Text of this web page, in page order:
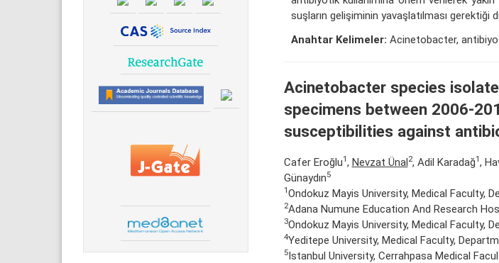
suşların gelişiminin yavaşlatılması gerektiği
Anahtar Kelimeler: Acinetobacter,
Acinetobacter species
specimens between 2006-
susceptibilities against
Cafer Eroğlu1, Nevzat Ünal2, Adil Karadağ1,
Günaydın5
1Ondokuz Mayis University, Medical Faculty,
2Adana Numune Education And Research
3Ondokuz Mayis University, Medical Faculty,
4Yeditepe University, Medical Faculty,
5Istanbul University, Cerrahpasa Medical